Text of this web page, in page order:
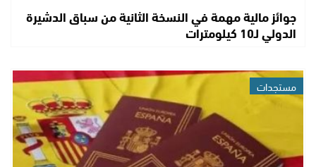
جوائز مالية مهمة في النسخة الثانية من سباق الدشيرة
الدولي لـ10 كيلومترات
مستجدات